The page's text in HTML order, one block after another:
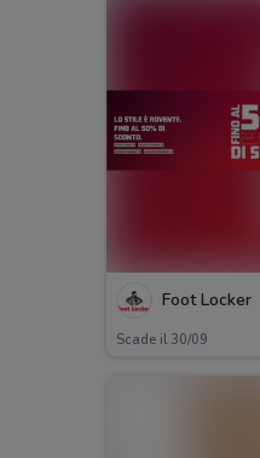
Foot Locker
Scade il 30/09